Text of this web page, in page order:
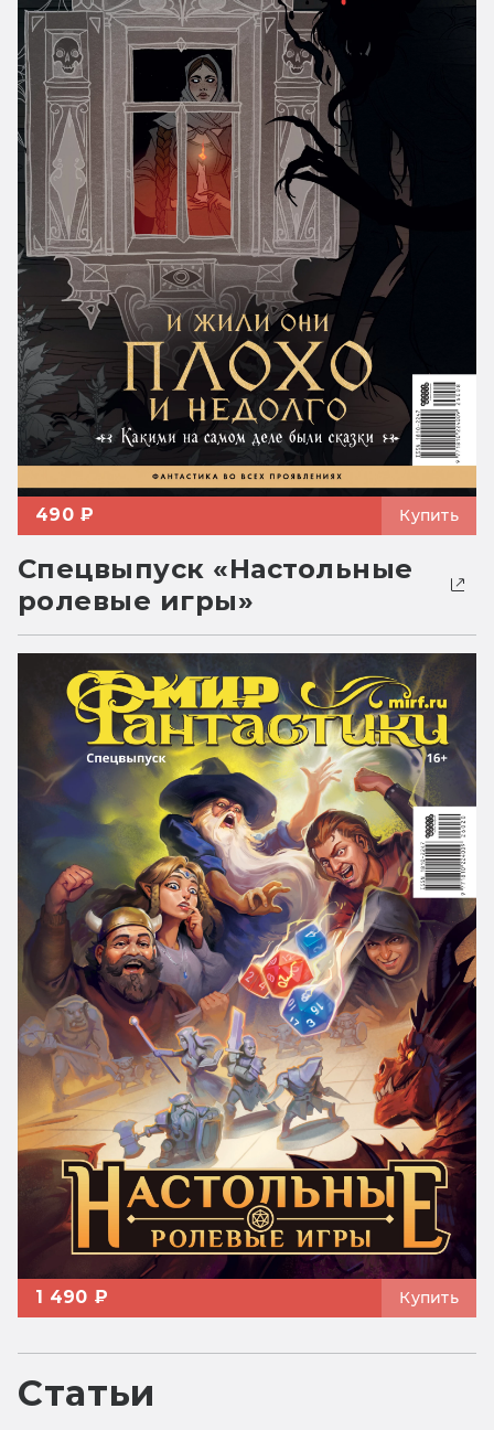
490 ₽ Купить
Спецвыпуск «Настольные
ролевые игры»
1 490 ₽ Купить
Статьи